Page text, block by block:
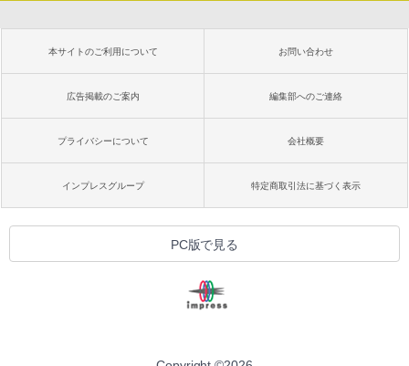
本サイトのご利用について お問い合わせ
広告掲載のご案内 編集部へのご連絡
プライバシーについて 会社概要
インプレスグループ 特定商取引法に基づく表示
PC版で見る